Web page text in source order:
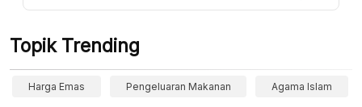
Topik Trending
Harga Emas Pengeluaran Makanan Agama Islam